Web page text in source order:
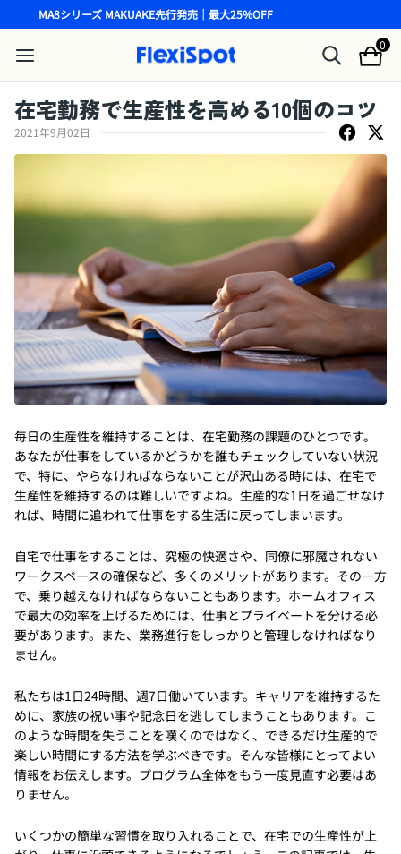
MA8シリーズ MAKUAKE先行発売｜最大25%OFF
0
在宅勤務で生産性を高める10個のコツ
2021年9月02日
毎日の生産性を維持することは、在宅勤務の課題のひとつです。
あなたが仕事をしているかどうかを誰もチェックしていない状況
で、特に、やらなければならないことが沢山ある時には、在宅で
生産性を維持するのは難しいですよね。生産的な1日を過ごせなけ
れば、時間に追われて仕事をする生活に戻ってしまいます。
自宅で仕事をすることは、究極の快適さや、同僚に邪魔されない
ワークスペースの確保など、多くのメリットがあります。その一方
で、乗り越えなければならないこともあります。ホームオフィス
で最大の効率を上げるためには、仕事とプライベートを分ける必
要があります。また、業務進行をしっかりと管理しなければなり
ません。
私たちは1日24時間、週7日働いています。キャリアを維持するた
めに、家族の祝い事や記念日を逃してしまうこともあります。こ
のような時間を失うことを嘆くのではなく、できるだけ生産的で
楽しい時間にする方法を学ぶべきです。そんな皆様にとってよい
情報をお伝えします。プログラム全体をもう一度見直す必要はあ
りません。
いくつかの簡単な習慣を取り入れることで、在宅での生産性が上